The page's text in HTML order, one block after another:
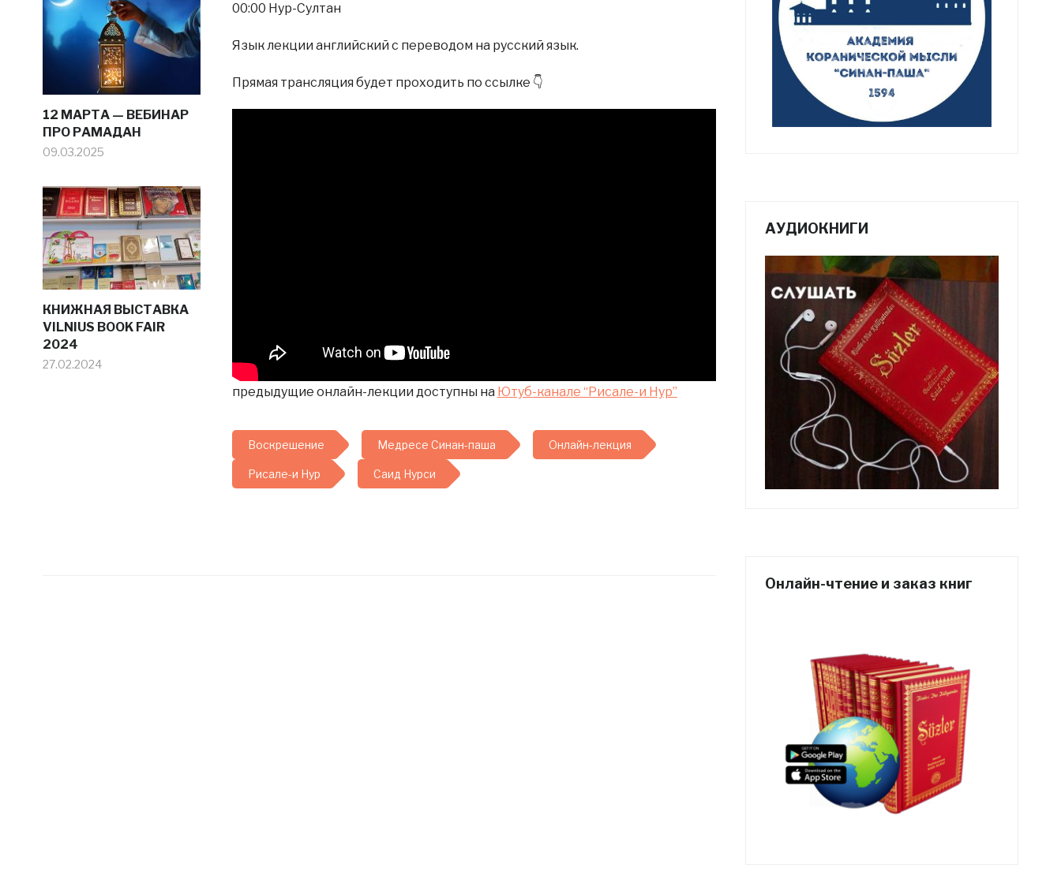
12 МАРТА — ВЕБИНАР
ПРО РАМАДАН
09.03.2025
КНИЖНАЯ ВЫСТАВКА
VILNIUS BOOK FAIR
2024
27.02.2024
00:00 Нур-Султан
Язык лекции английский с переводом на русский язык.
Прямая трансляция будет проходить по ссылке 👇
предыдущие онлайн-лекции доступны на Ютуб-канале “Рисале-и Нур”
Воскрешение Медресе Синан-паша Онлайн-лекция
Рисале-и Нур Саид Нурси
АУДИОКНИГИ
Онлайн-чтение и заказ книг